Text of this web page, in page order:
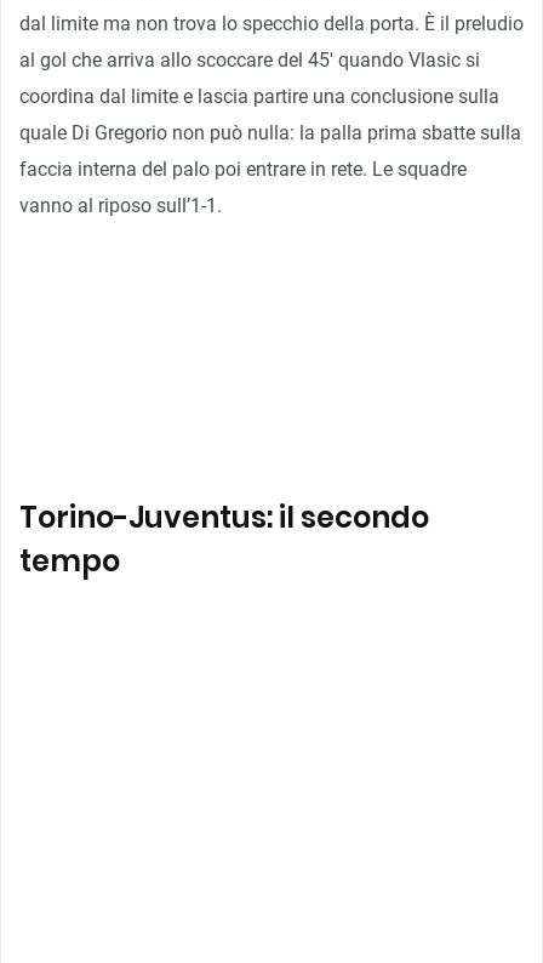
dal limite ma non trova lo specchio della porta. È il preludio
al gol che arriva allo scoccare del 45′ quando Vlasic si
coordina dal limite e lascia partire una conclusione sulla
quale Di Gregorio non può nulla: la palla prima sbatte sulla
faccia interna del palo poi entrare in rete. Le squadre
vanno al riposo sull’1-1.
Torino-Juventus: il secondo
tempo